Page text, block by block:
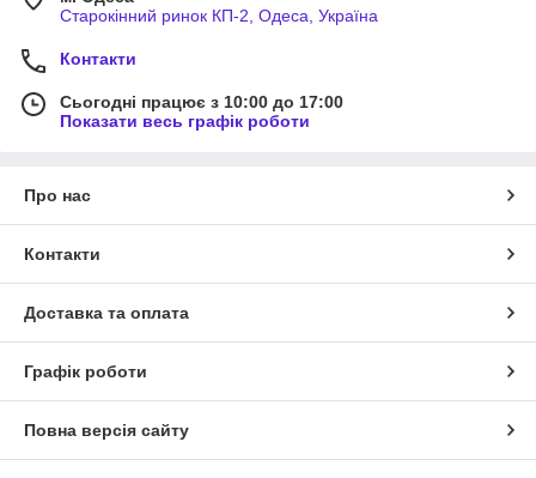
Старокінний ринок КП-2, Одеса, Україна
Контакти
Сьогодні працює з 10:00 до 17:00
Показати весь графік роботи
Про нас
Контакти
Доставка та оплата
Графік роботи
Повна версія сайту